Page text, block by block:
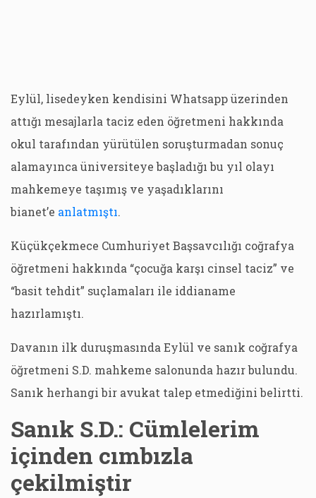
Eylül, lisedeyken kendisini Whatsapp üzerinden
attığı mesajlarla taciz eden öğretmeni hakkında
okul tarafından yürütülen soruşturmadan sonuç
alamayınca üniversiteye başladığı bu yıl olayı
mahkemeye taşımış ve yaşadıklarını
bianet’e anlatmıştı.
Küçükçekmece Cumhuriyet Başsavcılığı coğrafya
öğretmeni hakkında “çocuğa karşı cinsel taciz” ve
“basit tehdit” suçlamaları ile iddianame
hazırlamıştı.
Davanın ilk duruşmasında Eylül ve sanık coğrafya
öğretmeni S.D. mahkeme salonunda hazır bulundu.
Sanık herhangi bir avukat talep etmediğini belirtti.
Sanık S.D.: Cümlelerim
içinden cımbızla
çekilmiştir